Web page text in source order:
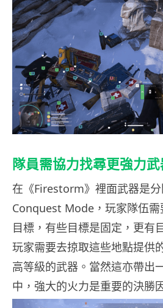
隊員需協力找尋更強力
在《Firestorm》裡面武器是
Conquest Mode，玩家隊伍需
目標，有些目標是固定，更有
玩家需要去掠取這些地點提供
高等級的武器。當然這亦帶出
中，強大的火力是重要的決勝